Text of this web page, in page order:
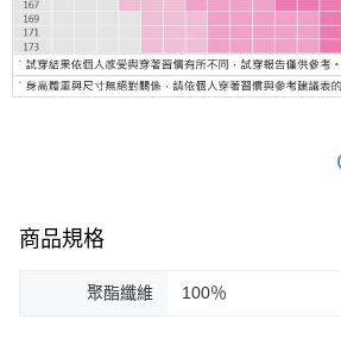
商品規格
聚酯纖維 100％